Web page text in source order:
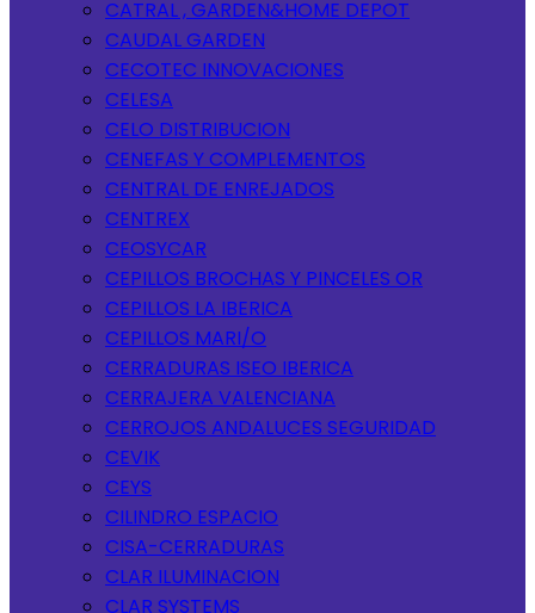
CATRAL , GARDEN&HOME DEPOT
CAUDAL GARDEN
CECOTEC INNOVACIONES
CELESA
CELO DISTRIBUCION
CENEFAS Y COMPLEMENTOS
CENTRAL DE ENREJADOS
CENTREX
CEOSYCAR
CEPILLOS BROCHAS Y PINCELES OR
CEPILLOS LA IBERICA
CEPILLOS MARI/O
CERRADURAS ISEO IBERICA
CERRAJERA VALENCIANA
CERROJOS ANDALUCES SEGURIDAD
CEVIK
CEYS
CILINDRO ESPACIO
CISA-CERRADURAS
CLAR ILUMINACION
CLAR SYSTEMS